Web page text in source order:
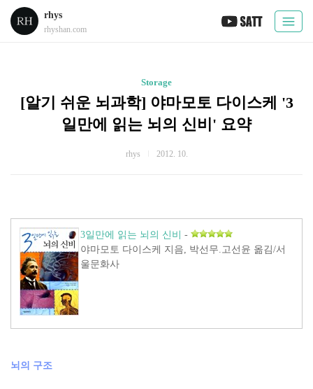
rhys
rhyshan.com
Storage
[알기 쉬운 뇌과학] 야마모토 다이스케 '3
일만에 읽는 뇌의 신비' 요약
rhys 2012. 10.
3일만에 읽는 뇌의 신비
-
야마모토 다이스케 지음, 박선무.고선윤 옮김/서
울문화사
뇌의 구조